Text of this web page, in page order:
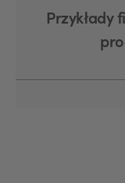
Przykłady